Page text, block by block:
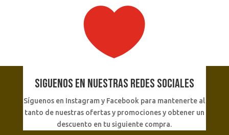

SIGUENOS EN NUESTRAS REDES SOCIALES
Síguenos en Instagram y Facebook para mantenerte al
tanto de nuestras ofertas y promociones y obtener un
descuento en tu siguiente compra.